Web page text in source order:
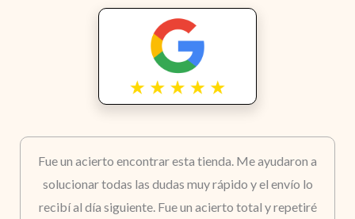
Fue un acierto encontrar esta tienda. Me ayudaron a
solucionar todas las dudas muy rápido y el envío lo
recibí al día siguiente. Fue un acierto total y repetiré